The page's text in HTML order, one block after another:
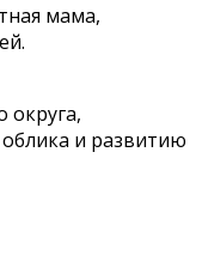
мама,
округа,
и развитию